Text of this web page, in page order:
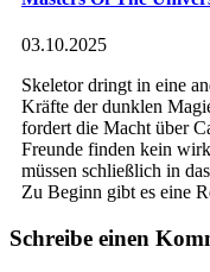
03.10.2025
Skeletor dringt in eine
Kräfte der dunklen
fordert die Macht über
Freunde finden kein
müssen schließlich in
Zu Beginn gibt es eine
Schreibe einen